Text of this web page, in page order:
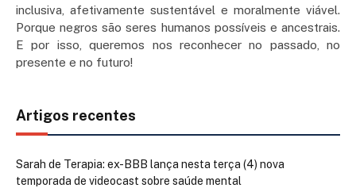
inclusiva, afetivamente sustentável e moralmente viável.
Porque negros são seres humanos possíveis e ancestrais.
E por isso, queremos nos reconhecer no passado, no
presente e no futuro!
Artigos recentes
Sarah de Terapia: ex-BBB lança nesta terça (4) nova
temporada de videocast sobre saúde mental